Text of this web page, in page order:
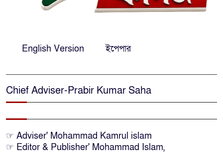
যেভাব মিস করেছিলেন সালমান এফ
দেশের সকল বিমানবন্দরে নিরাপত্তা
ঢাকাসহ সারাদেশে হঠাৎ সর্বোচ্চ
সতর্কতা জা‌রি
নারায়ণগঞ্জে ডিবি পুলিশ পরিচয়ে ১৮
লাখ টাকা ছিনতাইয়ের অভিযোগে
English Version ইপেপার
Chief Adviser-Prabir Kumar Saha
☞ Adviser' Mohammad Kamrul islam
☞ Editor & Publisher' Mohammad Islam,